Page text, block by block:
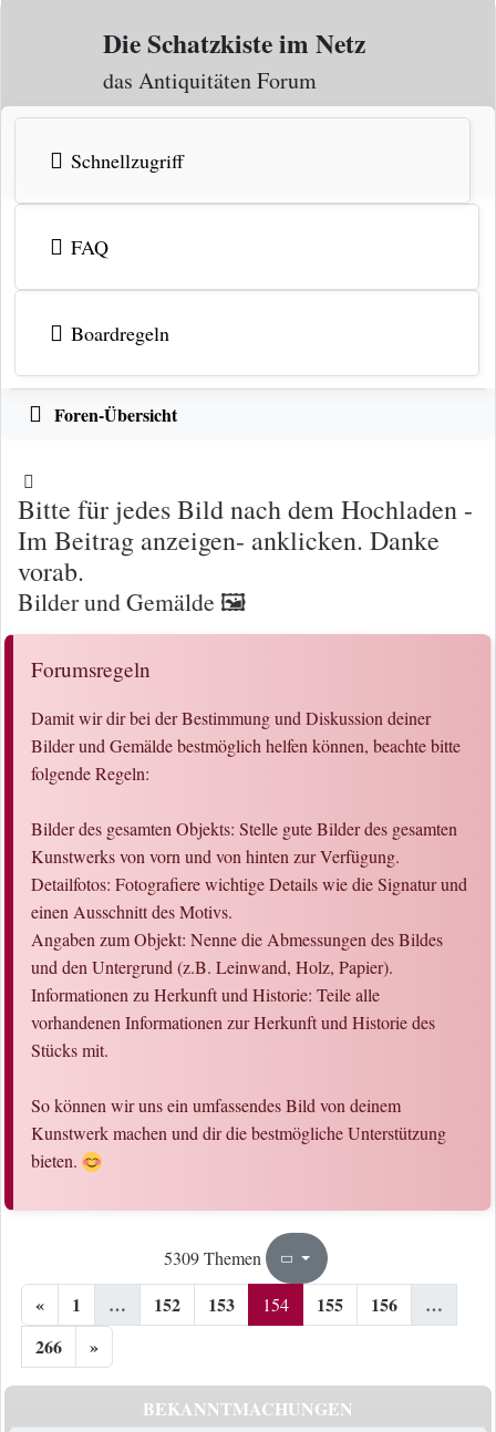
Zum Inhalt
Die Schatzkiste im Netz
das Antiquitäten Forum
Schnellzugriff
FAQ
Boardregeln
Foren-Übersicht
Bitte für jedes Bild nach dem Hochladen -
Im Beitrag anzeigen- anklicken. Danke
vorab.
Bilder und Gemälde 🖼️
Forumsregeln
Damit wir dir bei der Bestimmung und Diskussion deiner
Bilder und Gemälde bestmöglich helfen können, beachte bitte
folgende Regeln:
Bilder des gesamten Objekts: Stelle gute Bilder des gesamten
Kunstwerks von vorn und von hinten zur Verfügung.
Detailfotos: Fotografiere wichtige Details wie die Signatur und
einen Ausschnitt des Motivs.
Angaben zum Objekt: Nenne die Abmessungen des Bildes
und den Untergrund (z.B. Leinwand, Holz, Papier).
Informationen zu Herkunft und Historie: Teile alle
vorhandenen Informationen zur Herkunft und Historie des
Stücks mit.
So können wir uns ein umfassendes Bild von deinem
Kunstwerk machen und dir die bestmögliche Unterstützung
bieten.
5309 Themen Seite154
« 1 … 152 153 154 155 156
…
266
»
BEKANNTMACHUNGEN